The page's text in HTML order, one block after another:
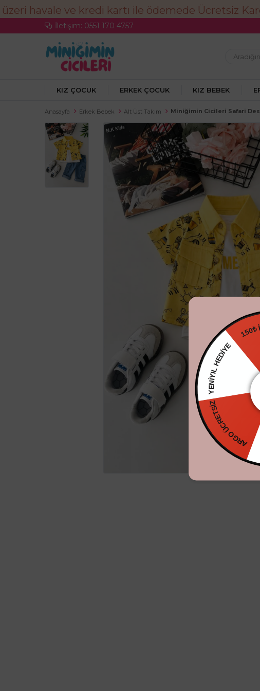
İletişim: 0551 170 4757
KIZ ÇOCUK ERKEK ÇOCUK KIZ BEBEK
Anasayfa Erkek Bebek Alt Üst Takım Miniğimin Cicileri Safari
KARGO ÜCRETSİZ
YENİYIL HEDİYE